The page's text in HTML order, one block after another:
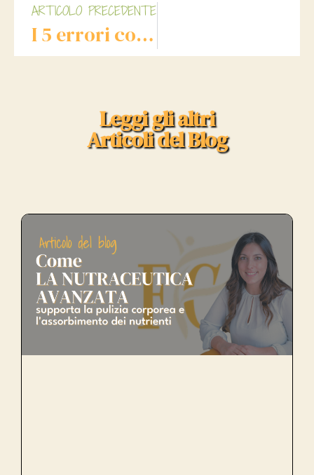
ARTICOLO PRECEDENTE
I 5 errori comuni da evitare quando si inizia un percorso nutrizionale con integrazione nutraceutica
Leggi gli altri
Articoli del Blog